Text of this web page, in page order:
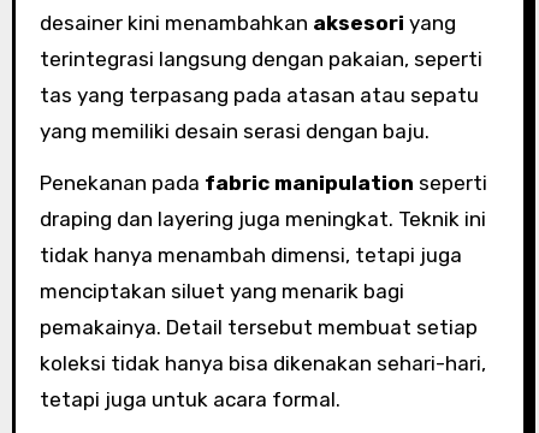
desainer kini menambahkan aksesori yang
terintegrasi langsung dengan pakaian, seperti
tas yang terpasang pada atasan atau sepatu
yang memiliki desain serasi dengan baju.
Penekanan pada fabric manipulation seperti
draping dan layering juga meningkat. Teknik ini
tidak hanya menambah dimensi, tetapi juga
menciptakan siluet yang menarik bagi
pemakainya. Detail tersebut membuat setiap
koleksi tidak hanya bisa dikenakan sehari-hari,
tetapi juga untuk acara formal.